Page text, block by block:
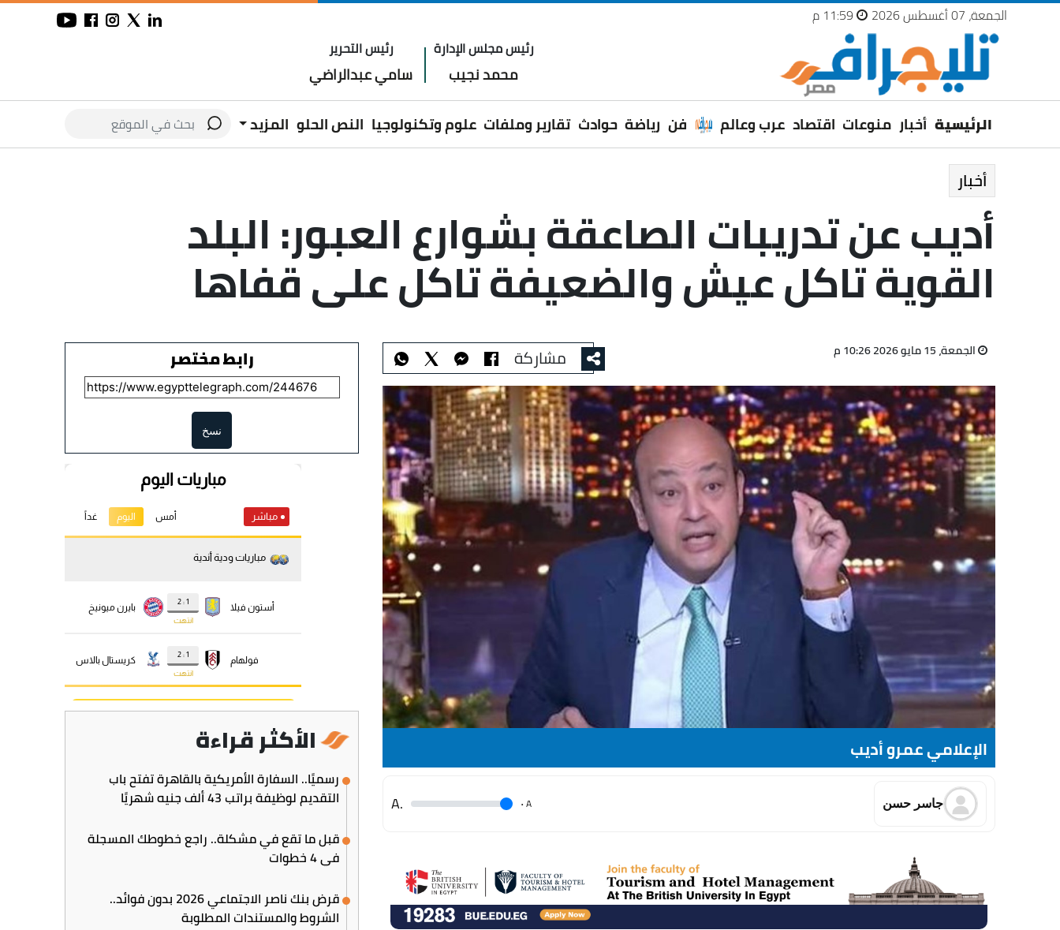
الجمعة، 07 أغسطس 2026
رئيس مجلس الإدارة
محمد نجيب
رئيس التحرير
سامي عبدالراضي
الرئيسية أخبار منوعات اقتصاد عرب وعالم فن رياضة حوادث تقارير وملفات علوم وتكنولوجيا النص الحلو المزيد
أخبار
أديب عن تدريبات الصاعقة بشوارع العبور: البلد
القوية تاكل عيش والضعيفة تاكل على قفاها
الجمعة، 15 مايو 2026 10:26 م مشاركة
الإعلامي عمرو أديب
جاسر حسن A
.
.A
رابط مختصر
نسخ
الأكثر قراءة
رسميًا.. السفارة الأمريكية بالقاهرة تفتح باب
التقديم لوظيفة براتب 43 ألف جنيه شهريًا
قبل ما تقع في مشكلة.. راجع خطوطك المسجلة
في 4 خطوات
قرض بنك ناصر الاجتماعي 2026 بدون فوائد..
الشروط والمستندات المطلوبة